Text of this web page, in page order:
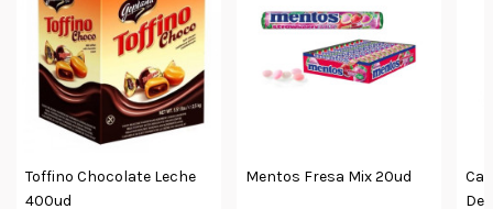
Toffino Chocolate Leche
400ud
Mentos Fresa Mix 20ud